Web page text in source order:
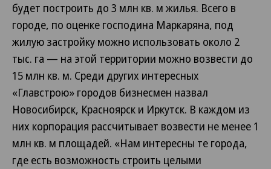
будет построить до 3 млн кв. м жилья. Всего в
городе, по оценке господина Маркаряна, под
жилую застройку можно использовать около 2
тыс. га — на этой территории можно возвести до
15 млн кв. м. Среди других интересных
«Главстрою» городов бизнесмен назвал
Новосибирск, Красноярск и Иркутск. В каждом из
них корпорация рассчитывает возвести не менее 1
млн кв. м площадей. «Нам интересны те города,
где есть возможность строить целыми